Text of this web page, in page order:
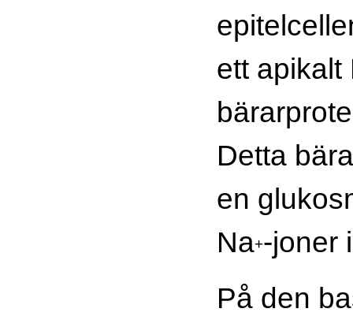
ett apikalt
Detta
en
Na+-joner
På den